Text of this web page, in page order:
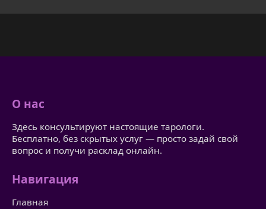
О нас
Здесь консультируют настоящие тарологи.
Бесплатно, без скрытых услуг — просто задай свой
вопрос и получи расклад онлайн.
Навигация
Главная